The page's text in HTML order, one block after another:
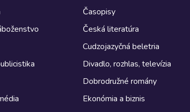
Časopisy
Česká literatúra
Cudzojazyčná beletria
Divadlo, rozhlas, televízia
Dobrodružné romány
Ekonómia a biznis